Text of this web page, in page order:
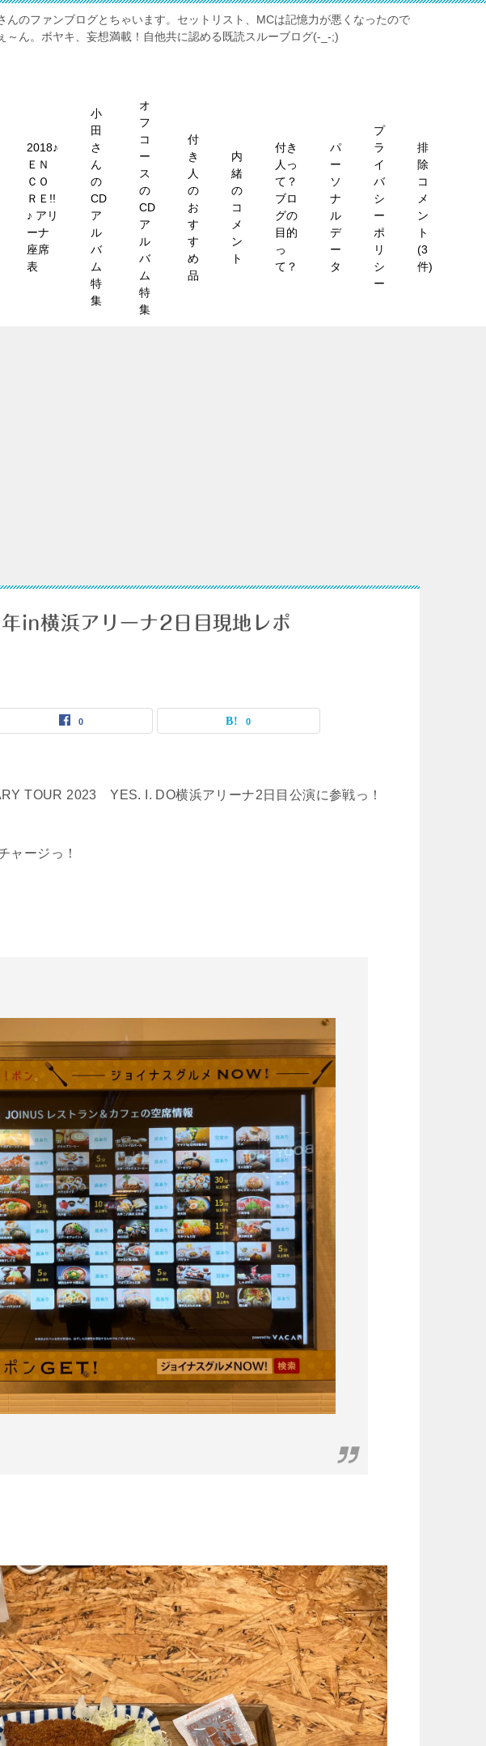
んのファンブログとちゃいます。セットリスト、MCは記憶力が悪くなったので
～ん。ボヤキ、妄想満載！自他共に認める既読スルーブログ(-_-;)
2018♪
ＥＮ
ＣＯ
ＲＥ!!
♪ アリ
ーナ
座席
表
小
田
さ
ん
の
CD
ア
ル
バ
ム
特
集
オ
フ
コ
ー
ス
の
CD
ア
ル
バ
ム
特
集
付
き
人
の
お
す
す
め
品
内
緒
の
コ
メ
ン
ト
付き
人っ
て？
ブロ
グの
目的
っ
て？
パ
ー
ソ
ナ
ル
デ
ー
タ
プ
ラ
イ
バ
シ
ー
ポ
リ
シ
ー
排
除
コ
メ
ン
ト
(3
件)
in横浜アリーナ2日目現地レポ
0 0
TOUR 2023 YES. I. DO横浜アリーナ2日目公演に参戦っ！
ャージっ！